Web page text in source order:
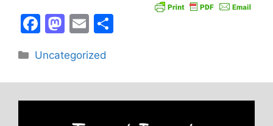
F
c
e
b
M
st
o
d
o
E
ai
l
α
σ
τε
Κατηγορίες
Uncategorized